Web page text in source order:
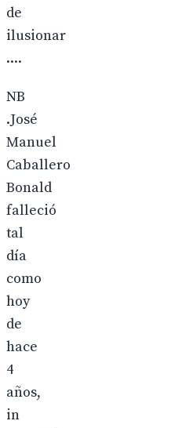
de
ilusionar
....
NB
.José
Manuel
Caballero
Bonald
falleció
tal
día
como
hoy
de
hace
4
años,
in